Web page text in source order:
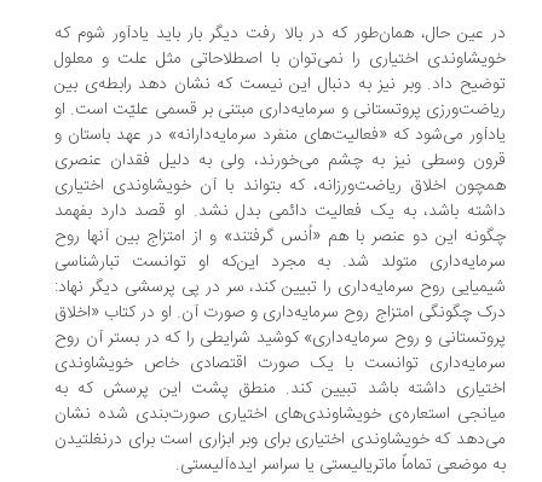
عین حال، همان‌طور که در بالا رفت دیگر بار باید یادآور شوم که
اختیاری را نمی‌توان با اصطلاحاتی مثل علت و معلول
داد. وبر نیز به دنبال این نیست که نشان دهد رابطه‌ی بین
پروتستانی و سرمایه‌داری مبتنی بر قسمی علیّت است. او
می‌شود که «فعالیت‌های منفرد سرمایه‌دارانه» در عهد باستان و
وسطی نیز به چشم می‌خورند، ولی به دلیل فقدان عنصری
اخلاق ریاضت‌ورزانه، که بتواند با آن خویشاوندی اختیاری
باشد، به یک فعالیت دائمی بدل نشد. او قصد دارد بفهمد
این دو عنصر با هم «اُنس گرفتند» و از امتزاج بین آنها روح
متولد شد. به مجرد این‌که او توانست تبارشناسی
روح سرمایه‌داری را تبیین کند، سر در پی پرسشی دیگر نهاد:
چگونگی امتزاج روح سرمایه‌داری و صورت آن. او در کتاب «اخلاق
و روح سرمایه‌داری» کوشید شرایطی را که در بستر آن روح
توانست با یک صورت اقتصادی خاص خویشاوندی
داشته باشد تبیین کند. منطق پشت این پرسش که به
استعاره‌ی خویشاوندی‌های اختیاری صورت‌بندی شده نشان
که خویشاوندی اختیاری برای وبر ابزاری است برای درنغلتیدن
موضعی تماماً ماتریالیستی یا سراسر ایده‌آلیستی.